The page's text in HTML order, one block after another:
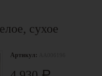
сухое
Артикул: